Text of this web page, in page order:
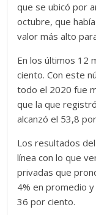
que se ubicó por
octubre, que
valor más alto
En los últimos 12
ciento. Con este
todo el 2020 fue
que la que
alcanzó el 53,8
Los resultados
línea con lo que
privadas que
4% en promedio
36 por ciento.